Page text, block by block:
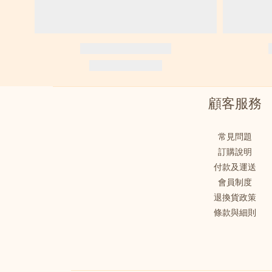
顧客服務
常見問題
訂購說明
付款及運送
會員制度
退換貨政策
條款與細則